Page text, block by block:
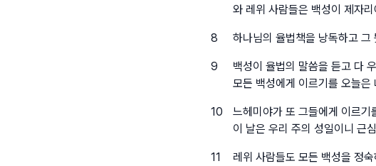
와 레위 사람들은 백성이 제자
8 하나님의 율법책을 낭독하고
9
백성이 율법의 말씀을 듣고 다
모든 백성에게 이르기를 오늘
10
느헤미야가 또 그들에게 이르
이 날은 우리 주의 성일이니 근
11 레위 사람들도 모든 백성을 정